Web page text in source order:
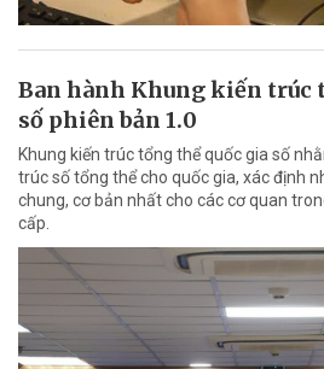
Ban hành Khung kiến trúc
số phiên bản 1.0
Khung kiến trúc tổng thể quốc gia số
trúc số tổng thể cho quốc gia, xác định
chung, cơ bản nhất cho các cơ quan
cấp.